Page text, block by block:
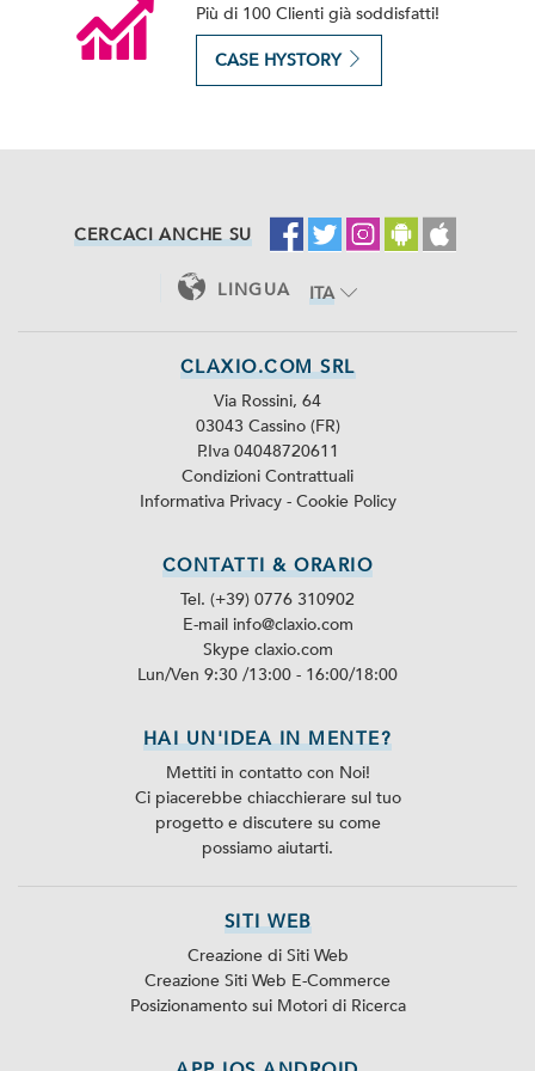
Più di 100 Clienti già soddisfatti!
CASE HYSTORY
CERCACI ANCHE SU
LINGUA
ITA
CLAXIO.COM SRL
Via Rossini, 64
03043 Cassino (FR)
P.Iva 04048720611
Condizioni Contrattuali
Informativa Privacy - Cookie Policy
CONTATTI & ORARIO
Tel. (+39) 0776 310902
E-mail info@claxio.com
Skype claxio.com
Lun/Ven 9:30 /13:00 - 16:00/18:00
HAI UN'IDEA IN MENTE?
Mettiti in contatto con Noi!
Ci piacerebbe chiacchierare sul tuo
progetto e discutere su come
possiamo aiutarti.
SITI WEB
Creazione di Siti Web
Creazione Siti Web E-Commerce
Posizionamento sui Motori di Ricerca